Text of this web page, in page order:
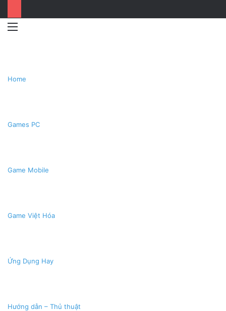
Home
Games PC
Game Mobile
Game Việt Hóa
Ứng Dụng Hay
Hướng dẫn – Thủ thuật